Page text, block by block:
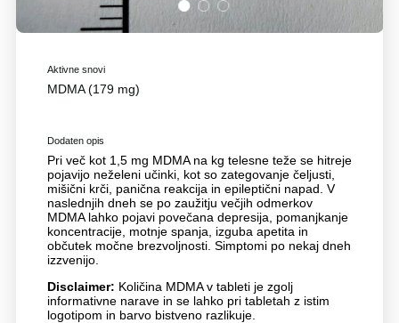
1 2 3
Aktivne snovi
MDMA (179 mg)
Dodaten opis
Pri več kot 1,5 mg MDMA na kg telesne teže se hitreje
pojavijo neželeni učinki, kot so zategovanje čeljusti,
mišični krči, panična reakcija in epileptični napad. V
naslednjih dneh se po zaužitju večjih odmerkov
MDMA lahko pojavi povečana depresija, pomanjkanje
koncentracije, motnje spanja, izguba apetita in
občutek močne brezvoljnosti. Simptomi po nekaj dneh
izzvenijo.
Disclaimer: Količina MDMA v tableti je zgolj
informativne narave in se lahko pri tabletah z istim
logotipom in barvo bistveno razlikuje.